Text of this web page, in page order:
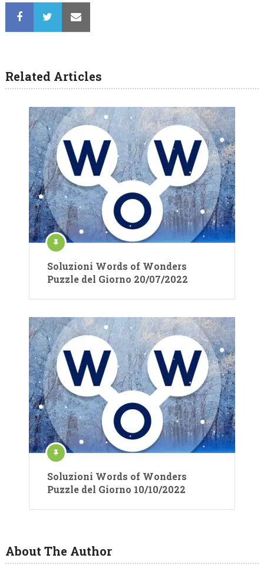
Related Articles
Soluzioni Words of Wonders
Puzzle del Giorno 20/07/2022
Soluzioni Words of Wonders
Puzzle del Giorno 10/10/2022
About The Author